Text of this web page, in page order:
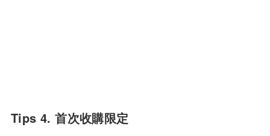
Tips 4. 首次收購限定